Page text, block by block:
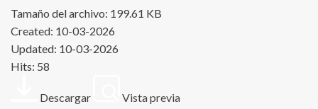
Tamaño del archivo: 199.61 KB
Created: 10-03-2026
Updated: 10-03-2026
Hits: 58
Descargar Vista previa